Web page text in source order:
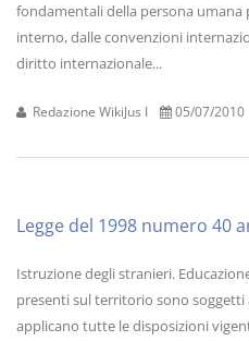
fondamentali della persona
interno, dalle convenzioni
diritto internazionale...
Redazione WikiJus I 05/07/2010
Legge del 1998 numero 40
Istruzione degli stranieri.
presenti sul territorio sono soggetti
applicano tutte le disposizioni